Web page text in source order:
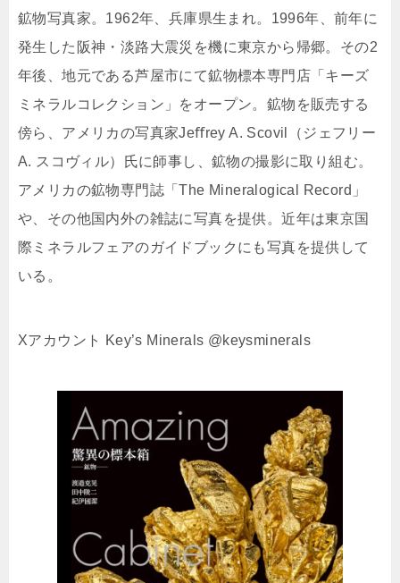
鉱物写真家。1962年、兵庫県生まれ。1996年、前年に
発生した阪神・淡路大震災を機に東京から帰郷。その2
年後、地元である芦屋市にて鉱物標本専門店「キーズ
ミネラルコレクション」をオープン。鉱物を販売する
傍ら、アメリカの写真家Jeﬀrey A. Scovil（ジェフリー
A. スコヴィル）氏に師事し、鉱物の撮影に取り組む。
アメリカの鉱物専門誌「The Mineralogical Record」
や、その他国内外の雑誌に写真を提供。近年は東京国
際ミネラルフェアのガイドブックにも写真を提供して
いる。
Xアカウント Key’s Minerals @keysminerals